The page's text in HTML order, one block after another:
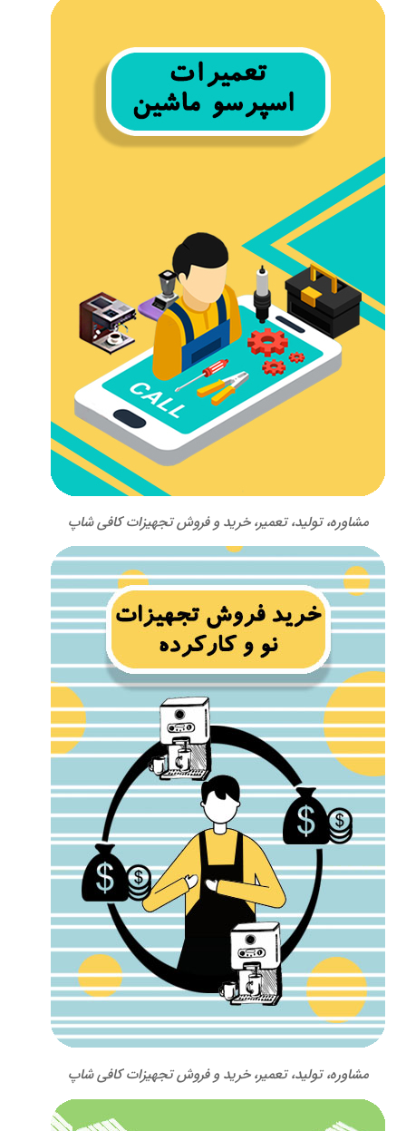
مشاوره، تولید، تعمیر، خرید و فروش تجهیزات کافی شاپ
مشاوره، تولید، تعمیر، خرید و فروش تجهیزات کافی شاپ